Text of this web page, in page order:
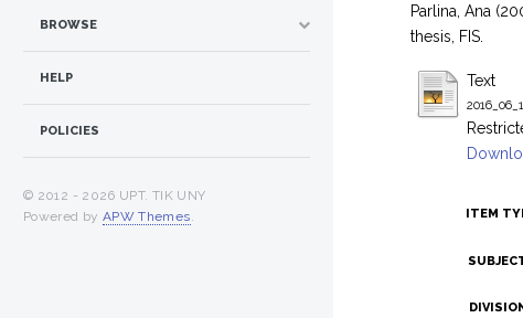
Parlina, Ana
thesis, FIS.
Text
ITEM
BROWSE
HELP
POLICIES
© 2012 - 2026 UPT. TIK UNY
Powered by APW Themes